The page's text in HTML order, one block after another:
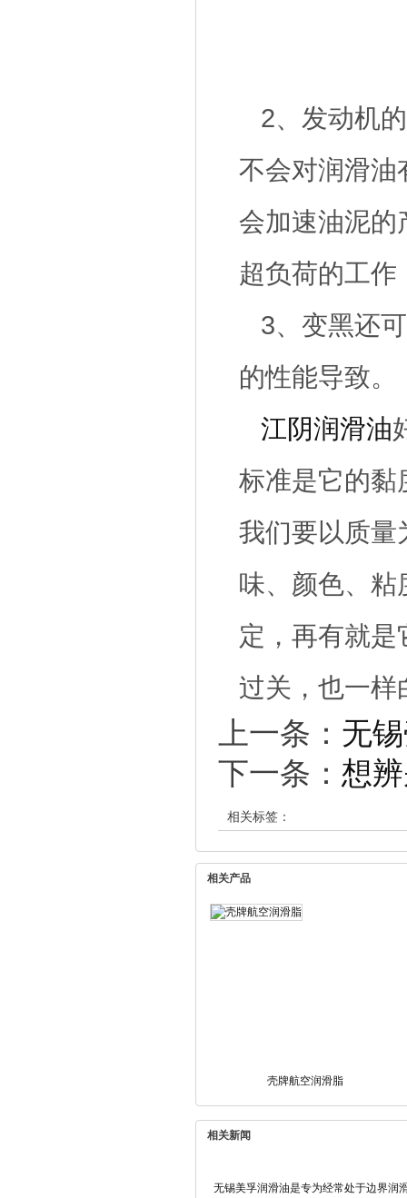
2、发动机
不会对润滑油
会加速油泥的
超负荷的工
3、变黑还
的性能导致。
江阴润滑油
标准是它的黏
我们要以质量
味、颜色、粘
定，再有就
过关，也一样
上一条： 无
下一条： 想
相关标签：
相关产品
壳牌航空润滑脂
相关新闻
无锡美孚润滑油是专为经常处于边界润